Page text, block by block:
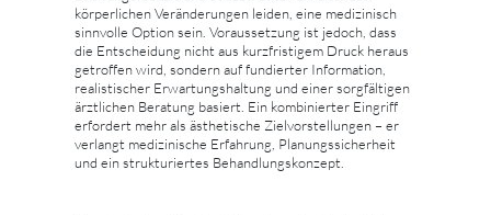
körperlichen Veränderungen leiden, eine medizinisch
sinnvolle Option sein. Voraussetzung ist jedoch, dass
die Entscheidung nicht aus kurzfristigem Druck heraus
getroffen wird, sondern auf fundierter Information,
realistischer Erwartungshaltung und einer sorgfältigen
ärztlichen Beratung basiert. Ein kombinierter Eingriff
erfordert mehr als ästhetische Zielvorstellungen – er
verlangt medizinische Erfahrung, Planungssicherheit
und ein strukturiertes Behandlungskonzept.